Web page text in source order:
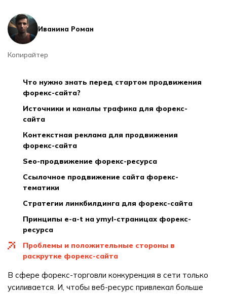
Иванина Роман
Копирайтер
что нужно знать перед стартом продвижения
форекс-сайта?
источники и каналы трафика для форекс-
сайта
контекстная реклама для продвижения
форекс-сайта
seo-продвижение форекс-ресурса
ссылочное продвижение сайта форекс-
тематики
стратегии линкбилдинга для форекс-сайта
принципы e-a-t на ymyl-страницах форекс-
ресурса
проблемы и положительные стороны в
раскрутке форекс-сайта
В сфере форекс-торговли конкуренция в сети только
усиливается. И, чтобы веб-ресурс привлекал больше